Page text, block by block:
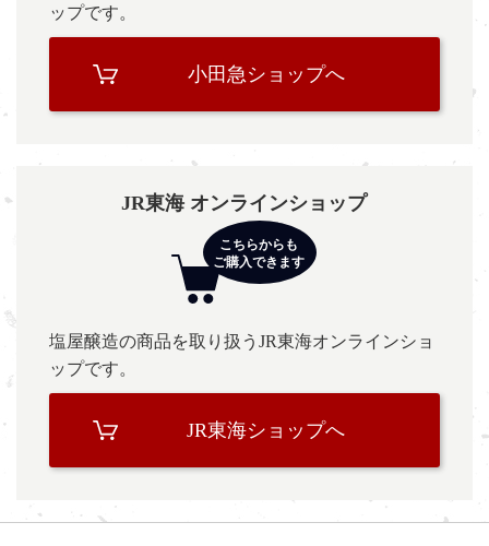
ップです。
小田急ショップへ
JR東海 オンラインショップ
塩屋醸造の商品を取り扱うJR東海オンラインショ
ップです。
JR東海ショップへ